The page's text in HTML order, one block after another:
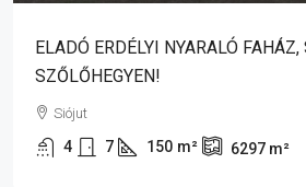
ELADÓ ERDÉLYI NYARALÓ
SZŐLŐHEGYEN!
Siójut
4 7 150 m² 6297 m²